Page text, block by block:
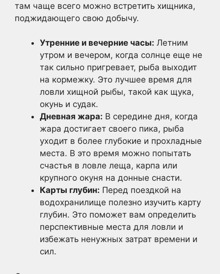
там чаще всего можно встретить хищника,
поджидающего свою добычу.
Утренние и вечерние часы: Летним
утром и вечером, когда солнце еще не
так сильно пригревает, рыба выходит
на кормежку. Это лучшее время для
ловли хищной рыбы, такой как щука,
окунь и судак.
Дневная жара: В середине дня, когда
жара достигает своего пика, рыба
уходит в более глубокие и прохладные
места. В это время можно попытать
счастья в ловле леща, карпа или
крупного окуня на донные снасти.
Карты глубин: Перед поездкой на
водохранилище полезно изучить карту
глубин. Это поможет вам определить
перспективные места для ловли и
избежать ненужных затрат времени и
сил.